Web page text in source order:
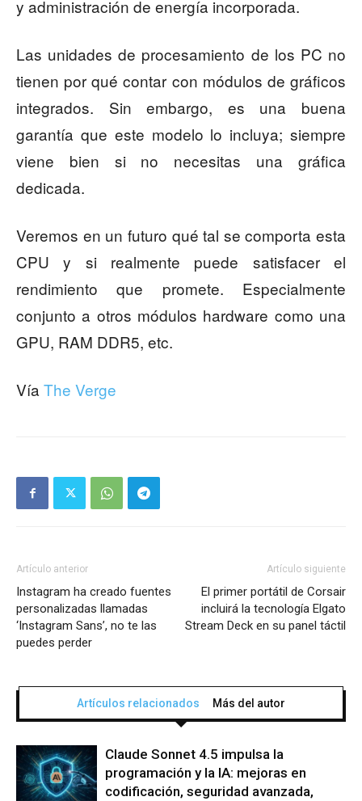
y administración de energía incorporada.
Las unidades de procesamiento de los PC no
tienen por qué contar con módulos de gráficos
integrados. Sin embargo, es una buena
garantía que este modelo lo incluya; siempre
viene bien si no necesitas una gráfica
dedicada.
Veremos en un futuro qué tal se comporta esta
CPU y si realmente puede satisfacer el
rendimiento que promete. Especialmente
conjunto a otros módulos hardware como una
GPU, RAM DDR5, etc.
Vía The Verge
Artículo anterior
Instagram ha creado fuentes
personalizadas llamadas
‘Instagram Sans’, no te las
puedes perder
Artículo siguiente
El primer portátil de Corsair
incluirá la tecnología Elgato
Stream Deck en su panel táctil
Artículos relacionados Más del autor
Claude Sonnet 4.5 impulsa la
programación y la IA: mejoras en
codificación, seguridad avanzada,